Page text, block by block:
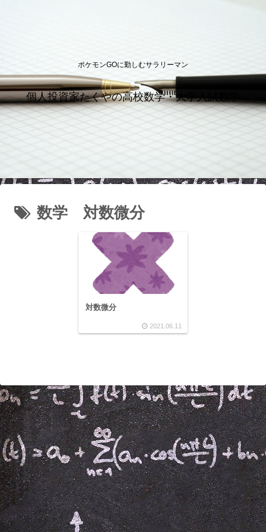
ポケモンGOに勤しむサラリーマン
個人投資家たくやの高校数学・大学入試数学
数学 対数微分
対数微分
2021.06.11